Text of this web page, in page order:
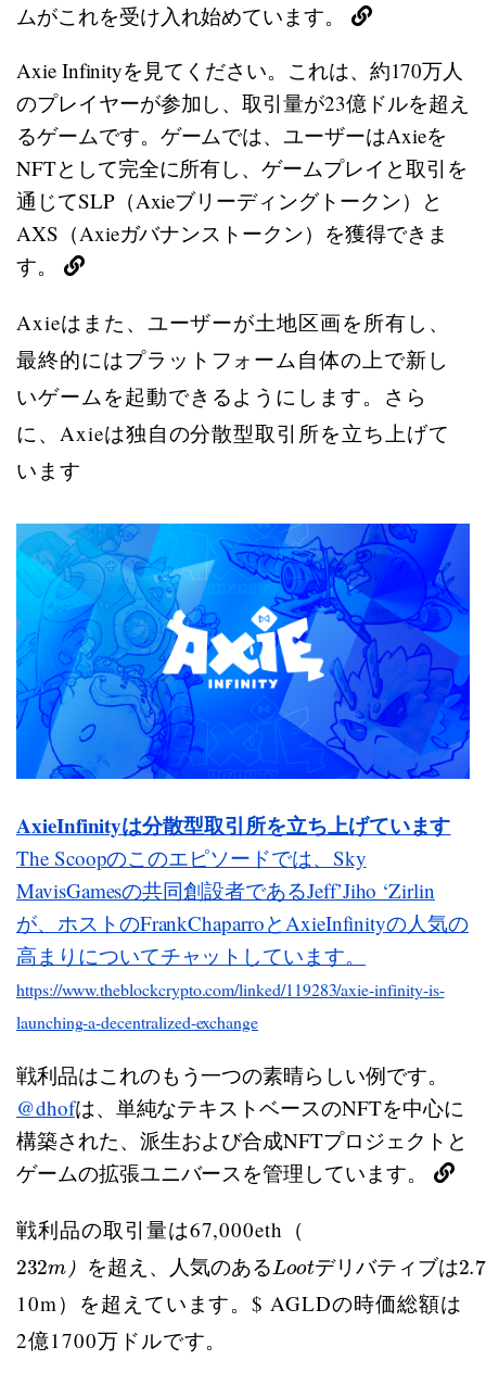
ムがこれを受け入れ始めています。
Axie Infinityを見てください。これは、約170万人
のプレイヤーが参加し、取引量が23億ドルを超え
るゲームです。ゲームでは、ユーザーはAxieを
NFTとして完全に所有し、ゲームプレイと取引を
通じてSLP（Axieブリーディングトークン）と
AXS（Axieガバナンストークン）を獲得できま
す。
Axieはまた、ユーザーが土地区画を所有し、
最終的にはプラットフォーム自体の上で新し
いゲームを起動できるようにします。さら
に、Axieは独自の分散型取引所を立ち上げて
います
AxieInfinityは分散型取引所を立ち上げています
The Scoopのこのエピソードでは、Sky
MavisGamesの共同創設者であるJeff’Jiho ‘Zirlin
が、ホストのFrankChaparroとAxieInfinityの人気の
高まりについてチャットしています。
https://www.theblockcrypto.com/linked/119283/axie-infinity-is-
launching-a-decentralized-exchange
戦利品はこれのもう一つの素晴らしい例です。
@dhofは、単純なテキストベースのNFTを中心に
構築された、派生および合成NFTプロジェクトと
ゲームの拡張ユニバースを管理しています。
戦利品の取引量は67,000eth（
） を 超 え 、 人 気 の あ る デ リ バ テ ブ は
、あディ（
10m）を超えています。$ AGLDの時価総額は
2億1700万ドルです。